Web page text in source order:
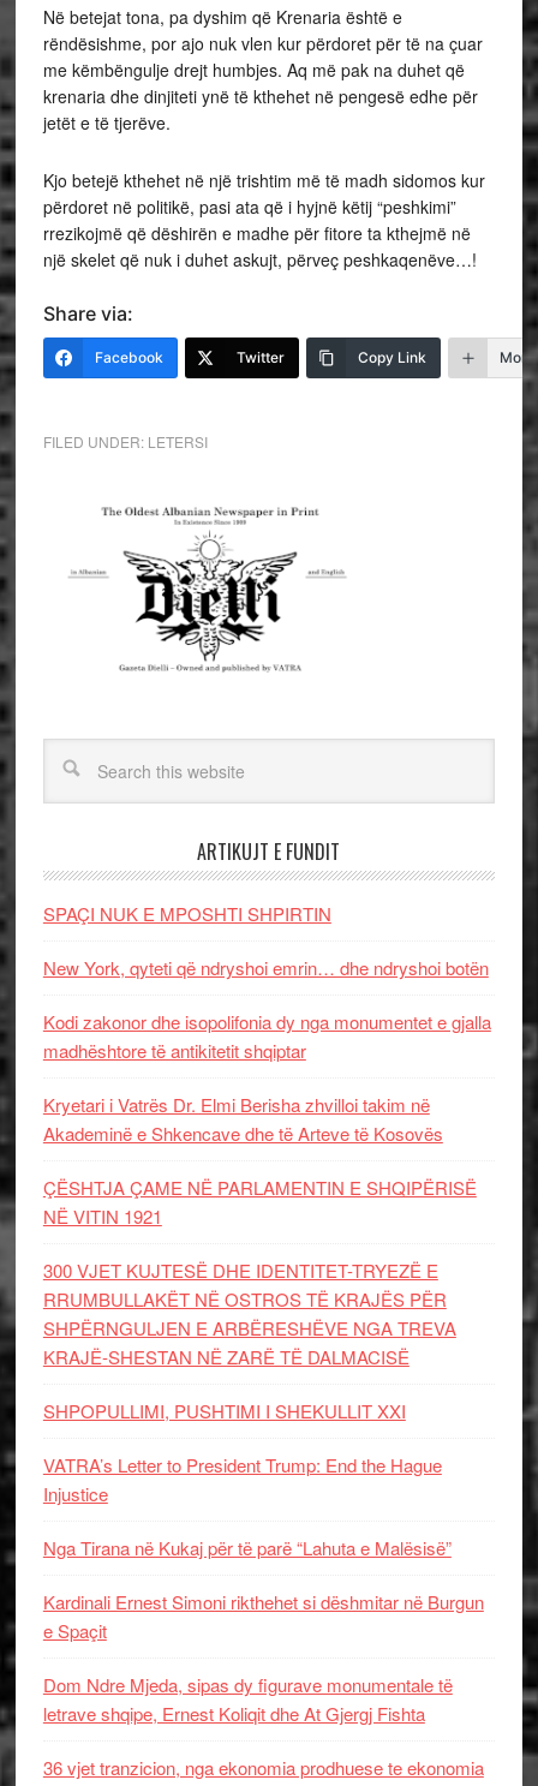
Në betejat tona, pa dyshim që Krenaria është e
rëndësishme, por ajo nuk vlen kur përdoret për të na çuar
me këmbëngulje drejt humbjes. Aq më pak na duhet që
krenaria dhe dinjiteti ynë të kthehet në pengesë edhe për
jetët e të tjerëve.
Kjo betejë kthehet në një trishtim më të madh sidomos kur
përdoret në politikë, pasi ata që i hyjnë këtij “peshkimi”
rrezikojmë që dëshirën e madhe për fitore ta kthejmë në
një skelet që nuk i duhet askujt, përveç peshkaqenëve…!
Share via:
Facebook Twitter Copy Link More
FILED UNDER: LETERSI
ARTIKUJT E FUNDIT
SPAÇI NUK E MPOSHTI SHPIRTIN
New York, qyteti që ndryshoi emrin… dhe ndryshoi botën
Kodi zakonor dhe isopolifonia dy nga monumentet e gjalla
madhështore të antikitetit shqiptar
Kryetari i Vatrës Dr. Elmi Berisha zhvilloi takim në
Akademinë e Shkencave dhe të Arteve të Kosovës
ÇËSHTJA ÇAME NË PARLAMENTIN E SHQIPËRISË
NË VITIN 1921
300 VJET KUJTESË DHE IDENTITET-TRYEZË E
RRUMBULLAKËT NË OSTROS TË KRAJËS PËR
SHPËRNGULJEN E ARBËRESHËVE NGA TREVA
KRAJË-SHESTAN NË ZARË TË DALMACISË
SHPOPULLIMI, PUSHTIMI I SHEKULLIT XXI
VATRA’s Letter to President Trump: End the Hague
Injustice
Nga Tirana në Kukaj për të parë “Lahuta e Malësisë”
Kardinali Ernest Simoni rikthehet si dëshmitar në Burgun
e Spaçit
Dom Ndre Mjeda, sipas dy figurave monumentale të
letrave shqipe, Ernest Koliqit dhe At Gjergj Fishta
36 vjet tranzicion, nga ekonomia prodhuese te ekonomia